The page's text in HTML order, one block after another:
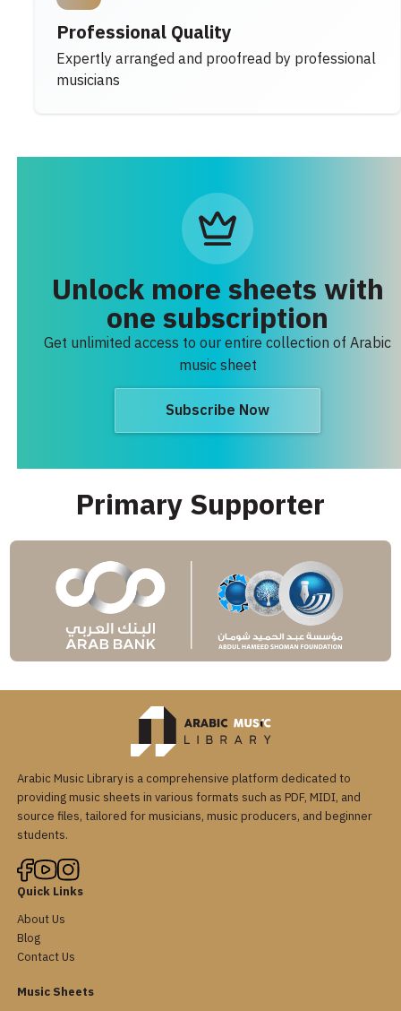
Professional Quality
Expertly arranged and proofread by professional
musicians
Unlock more sheets with
one subscription
Get unlimited access to our entire collection of Arabic
music sheet
Subscribe Now
Primary Supporter
Arabic Music Library is a comprehensive platform dedicated to
providing music sheets in various formats such as PDF, MIDI, and
source files, tailored for musicians, music producers, and beginner
students.
Quick Links
About Us
Blog
Contact Us
Music Sheets